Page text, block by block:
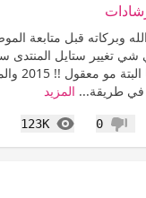
وبركاته قبل متابعة
تغيير ستايل المنتدى
جدا بشكل
في طريقة... المزيد
عدم إعجاب
0
123K
المشاهدات